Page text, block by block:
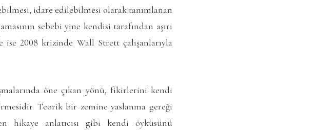
idare edilebilmesi olarak tanımlanan
sebebi yine kendisi tarafından aşırı
2008 krizinde Wall Strett çalışanlarıyla
öne çıkan yönü, fikirlerini kendi
Teorik bir zemine yaslanma gereği
hikaye anlatıcısı gibi kendi öyküsünü